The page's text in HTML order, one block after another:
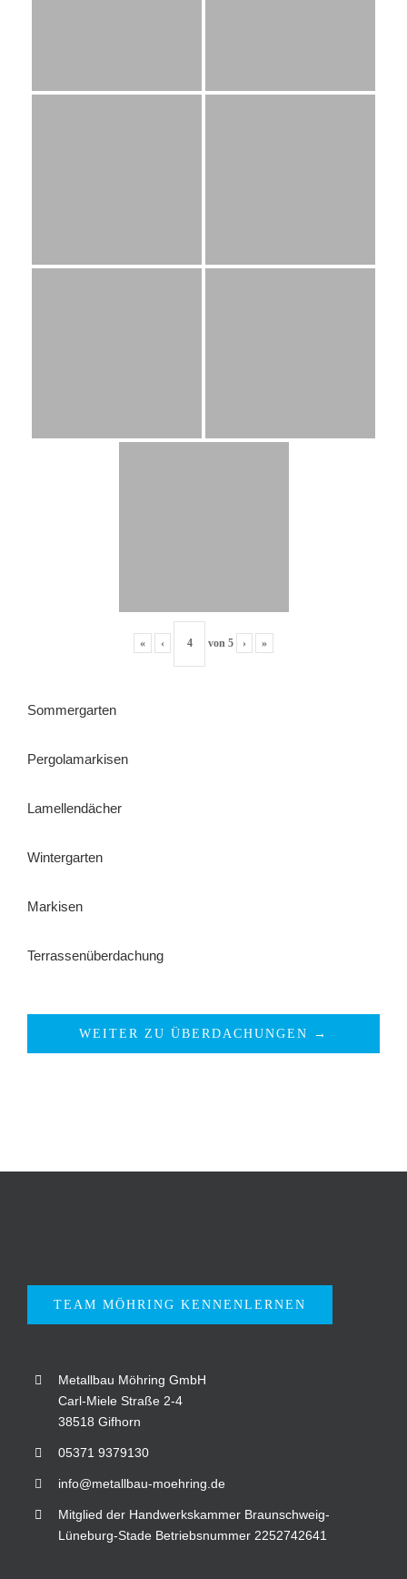
« ‹ von 5 › »
Sommergarten
Pergolamarkisen
Lamellendächer
Wintergarten
Markisen
Terrassenüberdachung
WEITER ZU ÜBERDACHUNGEN →
TEAM MÖHRING KENNENLERNEN
Metallbau Möhring GmbH
Carl-Miele Straße 2-4
38518 Gifhorn
05371 9379130
info@metallbau-moehring.de
Mitglied der Handwerkskammer Braunschweig-
Lüneburg-Stade Betriebsnummer 2252742641